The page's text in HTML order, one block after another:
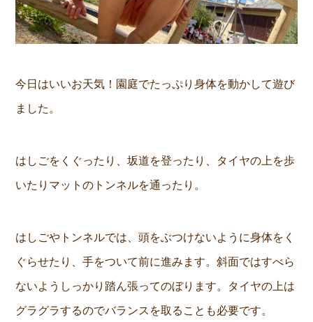
今日はいいお天気！園庭でたっぷり身体を動かして遊び
ました。
はしごをくぐったり、坂道を登ったり、タイヤの上を歩
いたりマットのトンネルを通ったり。
はしごやトンネルでは、頭をぶつけないように身体をく
ぐらせたり、手をついて前に進みます。斜面ではすべら
ないようしっかり踏ん張ってのぼります。タイヤの上は
グラグラするのでバランスを取ることも必要です。